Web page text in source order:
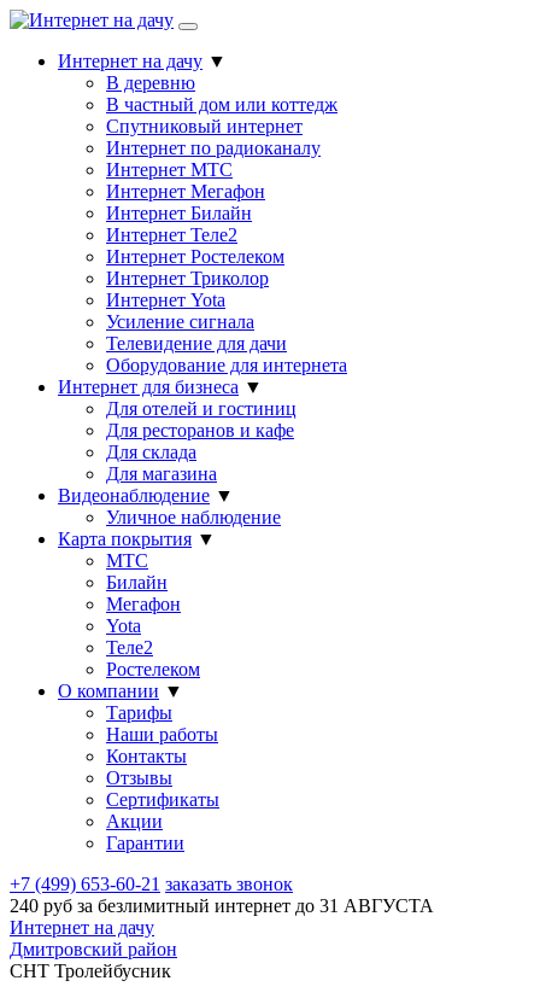
Интернет на дачу ▼
В деревню
В частный дом или коттедж
Спутниковый интернет
Интернет по радиоканалу
Интернет МТС
Интернет Мегафон
Интернет Билайн
Интернет Теле2
Интернет Ростелеком
Интернет Триколор
Интернет Yota
Усиление сигнала
Телевидение для дачи
Оборудование для интернета
Интернет для бизнеса ▼
Для отелей и гостиниц
Для ресторанов и кафе
Для склада
Для магазина
Видеонаблюдение ▼
Уличное наблюдение
Карта покрытия ▼
МТС
Билайн
Мегафон
Yota
Теле2
Ростелеком
О компании ▼
Тарифы
Наши работы
Контакты
Отзывы
Сертификаты
Акции
Гарантии
+7 (499) 653-60-21 заказать звонок
240 руб за безлимитный интернет до 31 АВГУСТА
Интернет на дачу
Дмитровский район
СНТ Тролейбусник